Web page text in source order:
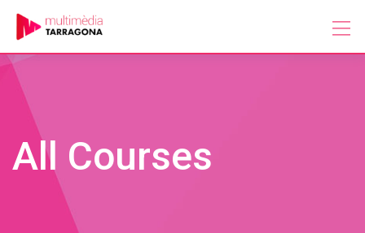
content
All Courses